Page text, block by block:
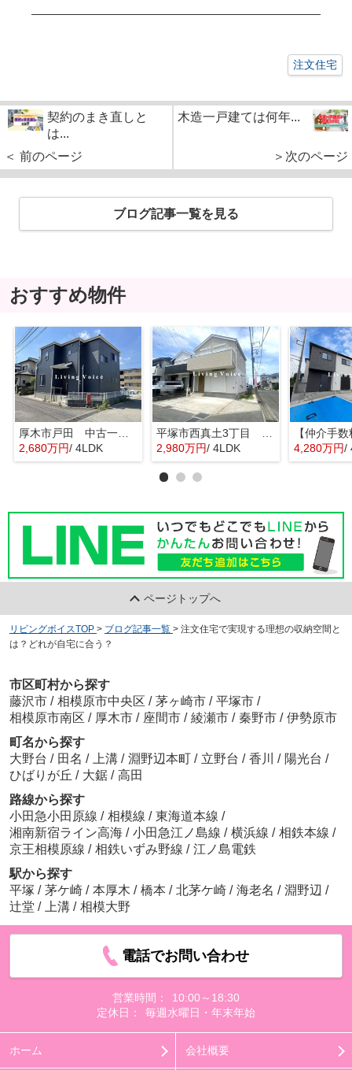
注文住宅
契約のまき直しと
は...
＜ 前のページ
木造一戸建ては何年...
＞次のページ
ブログ記事一覧を見る
おすすめ物件
厚木市戸田 中古一戸建て
2,680万円/ 4LDK
平塚市西真土3丁目 中古一戸建て
2,980万円/ 4LDK 4,280万円/
ページトップへ
リビングボイスTOP > ブログ記事一覧 > 注文住宅で実現する理想の収納空間と
は？どれが自宅に合う？
市区町村から探す
藤沢市 / 相模原市中央区 / 茅ヶ崎市 / 平塚市 /
相模原市南区 / 厚木市 / 座間市 / 綾瀬市 / 秦野市 / 伊勢原市
町名から探す
大野台 / 田名 / 上溝 / 淵野辺本町 / 立野台 / 香川 / 陽光台 /
ひばりが丘 / 大鋸 / 高田
路線から探す
小田急小田原線 / 相模線 / 東海道本線 /
湘南新宿ライン高海 / 小田急江ノ島線 / 横浜線 / 相鉄本線 /
京王相模原線 / 相鉄いずみ野線 / 江ノ島電鉄
駅から探す
平塚 / 茅ケ崎 / 本厚木 / 橋本 / 北茅ケ崎 / 海老名 / 淵野辺 /
辻堂 / 上溝 / 相模大野
電話でお問い合わせ
営業時間：
10:00～18:30
定休日：
毎週水曜日・年末年始
ホーム 会社概要